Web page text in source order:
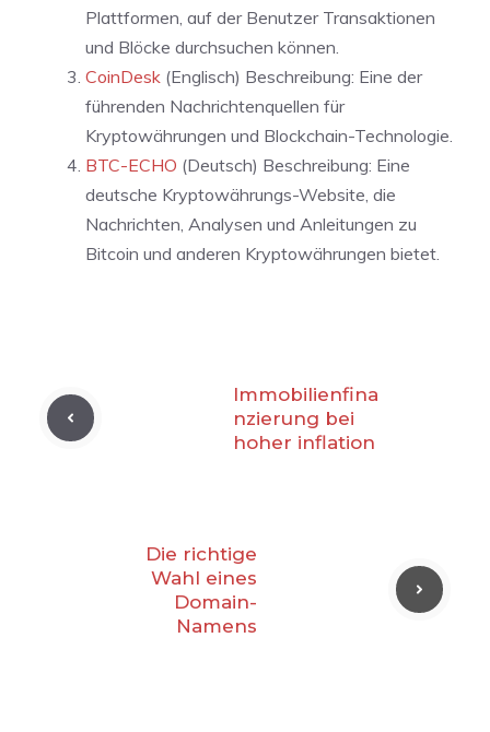
Plattformen, auf der Benutzer Transaktionen
und Blöcke durchsuchen können.
CoinDesk (Englisch) Beschreibung: Eine der
führenden Nachrichtenquellen für
Kryptowährungen und Blockchain-Technologie.
BTC-ECHO (Deutsch) Beschreibung: Eine
deutsche Kryptowährungs-Website, die
Nachrichten, Analysen und Anleitungen zu
Bitcoin und anderen Kryptowährungen bietet.
Immobilienfina
nzierung bei
hoher inflation
Die richtige
Wahl eines
Domain-
Namens